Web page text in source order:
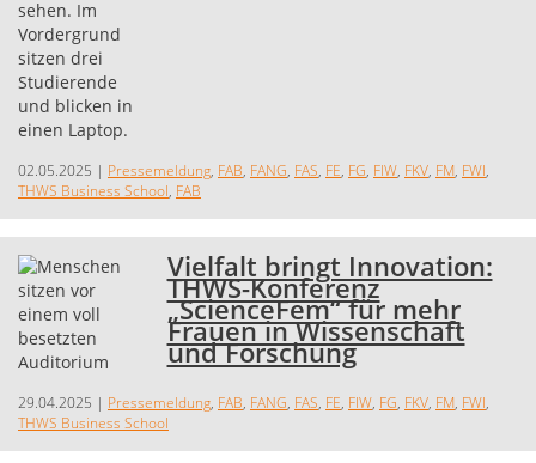
02.05.2025 | Pressemeldung, FAB, FANG, FAS, FE, FG, FIW, FKV, FM, FWI,
THWS Business School, FAB
Vielfalt bringt Innovation:
THWS-Konferenz
„ScienceFem“ für mehr
Frauen in Wissenschaft
und Forschung
29.04.2025 | Pressemeldung, FAB, FANG, FAS, FE, FIW, FG, FKV, FM, FWI,
THWS Business School